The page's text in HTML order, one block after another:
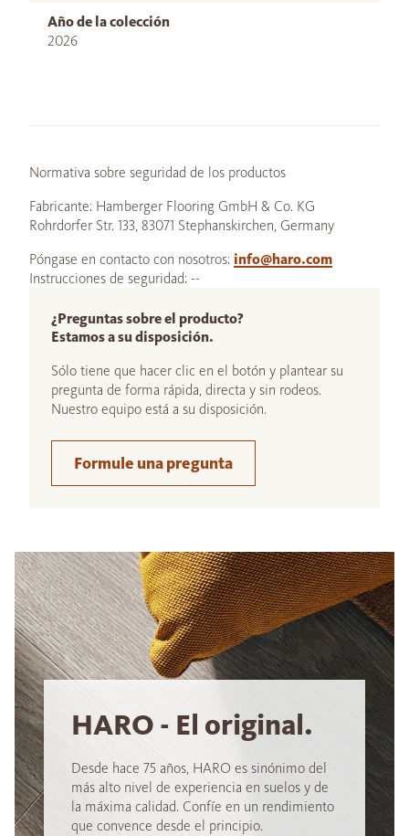
Año de la colección
2026
Normativa sobre seguridad de los productos
Fabricante: Hamberger Flooring GmbH & Co. KG
Rohrdorfer Str. 133, 83071 Stephanskirchen, Germany
Póngase en contacto con nosotros: info@haro.com
Instrucciones de seguridad: --
¿Preguntas sobre el producto?
Estamos a su disposición.
Sólo tiene que hacer clic en el botón y plantear su
pregunta de forma rápida, directa y sin rodeos.
Nuestro equipo está a su disposición.
Formule una pregunta
HARO - El original.
Desde hace 75 años, HARO es sinónimo del
más alto nivel de experiencia en suelos y de
la máxima calidad. Confíe en un rendimiento
que convence desde el principio.